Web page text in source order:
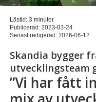
Lästid: 3 minuter
Publicerad: 2023-03-24
Senast redigerad: 2026-06-12
Skandia bygger
utvecklingsteam
”Vi har fått